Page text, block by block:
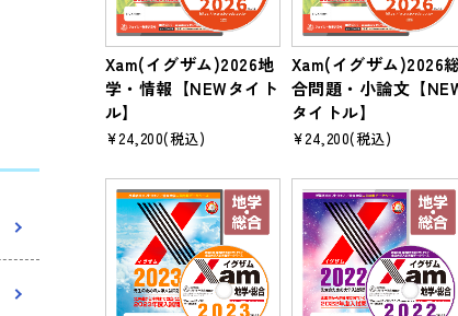
Xam(イグザム)2026地
学・情報【NEWタイト
ル】
¥24,200(税込)
Xam(イグザム)2026
合問題・小論文【
タイトル】
¥24,200(税込)